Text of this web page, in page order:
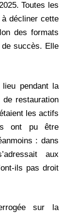
Toutes les
décliner cette
des formats
succès. Elle
pendant la
restauration
les actifs
ont pu être
: dans
aux
ils pas droit
sur la